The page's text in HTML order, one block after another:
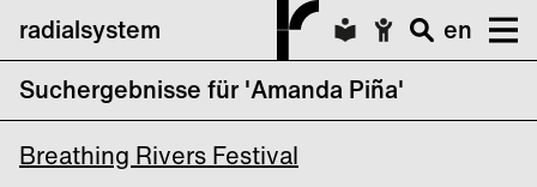
radialsystem
en
Suchergebnisse für 'Amanda Piña'
Breathing Rivers: Agua es Futuro!
Breathing Rivers Festival